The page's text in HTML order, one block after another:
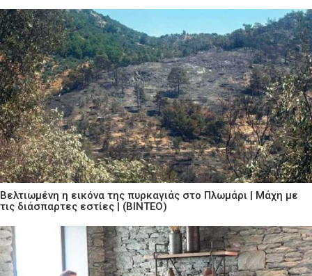
Βελτιωμένη η εικόνα της πυρκαγιάς στο Πλωμάρι | Μάχη με
τις διάσπαρτες εστίες | (ΒΙΝΤΕΟ)